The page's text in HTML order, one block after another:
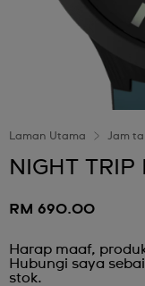
Laman Utama Jam
NIGHT TRIP
RM 690.00
Harap maaf,
Hubungi saya
stok.